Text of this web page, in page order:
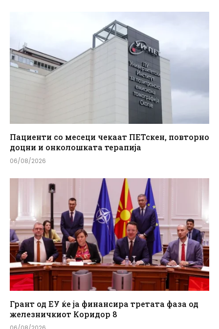
Пациенти со месеци чекаат ПЕТскен, повторно
доцни и онколошката терапија
06/08/2026
Грант од ЕУ ќе ја финансира третата фаза од
железничкиот Коридор 8